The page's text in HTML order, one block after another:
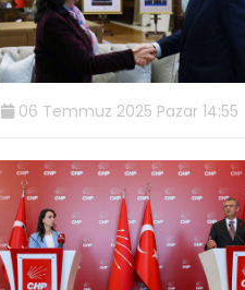
06 Temmuz 2025 Pazar 14:55